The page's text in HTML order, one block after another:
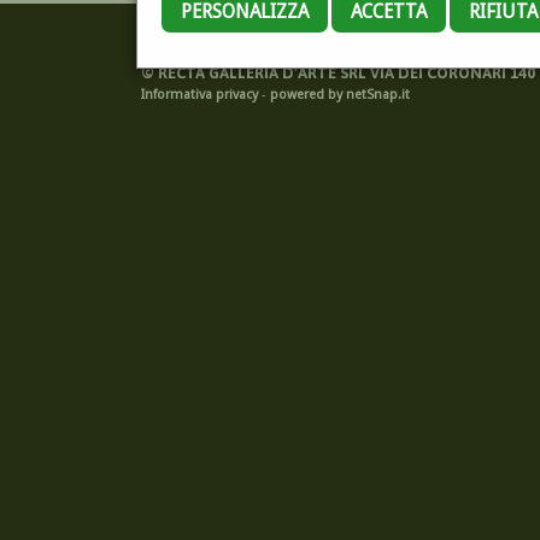
PERSONALIZZA ACCETTA
©RECTA GALLERIA D'ARTE SRL VIA DEI CORONARI
Informativa privacy- powered by netSnap.it